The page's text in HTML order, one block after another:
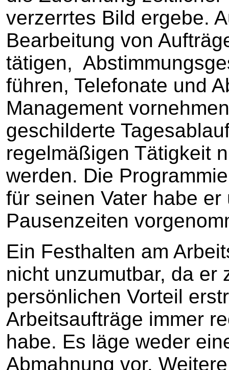
verzerrtes Bild ergebe.
Bearbeitung von
tätigen,
führen, Telefonate und
Management
geschilderte
regelmäßigen Tätigkeit
werden. Die
für seinen Vater habe
Pausenzeiten
Ein Festhalten am
nicht unzumutbar, da er
persönlichen Vorteil
Arbeitsaufträge immer
habe. Es läge weder
Abmahnung vor.